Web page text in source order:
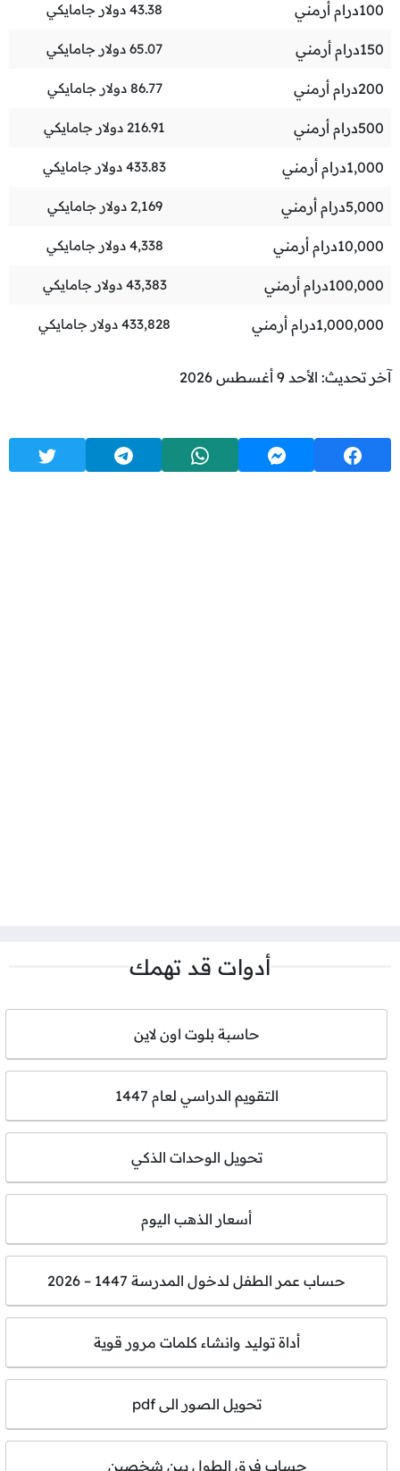
100درام أرمني 43.38 دولار جامايكي
150درام أرمني 65.07 دولار جامايكي
200درام أرمني 86.77 دولار جامايكي
500درام أرمني 216.91 دولار جامايكي
1,000درام أرمني 433.83 دولار جامايكي
5,000درام أرمني 2,169 دولار جامايكي
10,000درام أرمني 4,338 دولار جامايكي
100,000درام أرمني 43,383 دولار جامايكي
1,000,000درام أرمني 433,828 دولار جامايكي
آخر تحديث: الأحد 9 أغسطس 2026
أدوات قد تهمك
حاسبة بلوت اون لاين
التقويم الدراسي لعام 1447
تحويل الوحدات الذكي
أسعار الذهب اليوم
حساب عمر الطفل لدخول المدرسة 1447 – 2026
أداة توليد وانشاء كلمات مرور قوية
تحويل الصور الى pdf
حساب فرق الطول بين شخصين